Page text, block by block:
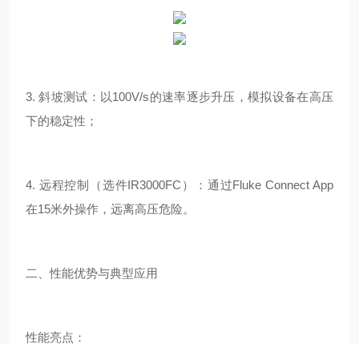
3. 斜坡测试：以100V/s的速率逐步升压，模拟设备在高压
下的稳定性；
4. 远程控制（选件IR3000FC）：通过Fluke Connect App
在15米外操作，远离高压危险。
二、性能优势与典型应用
性能亮点：